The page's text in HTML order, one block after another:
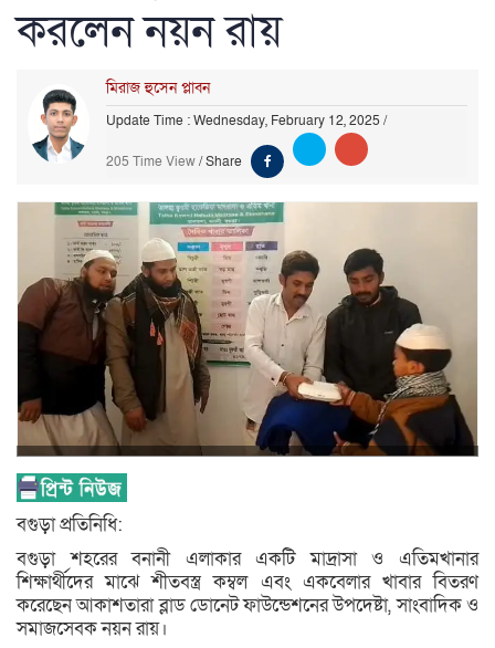
করলেন নয়ন রায়
মিরাজ হুসেন প্লাবন
Update Time : Wednesday, February 12, 2025 /
205 Time View/Share
বগুড়া প্রতিনিধি:
বগুড়া শহরের বনানী এলাকার একটি মাদ্রাসা ও এতিমখানার
শিক্ষার্থীদের মাঝে শীতবস্ত্র কম্বল এবং একবেলার খাবার বিতরণ
করেছেন আকাশতারা ব্লাড ডোনেট ফাউন্ডেশনের উপদেষ্টা, সাংবাদিক ও
সমাজসেবক নয়ন রায়।